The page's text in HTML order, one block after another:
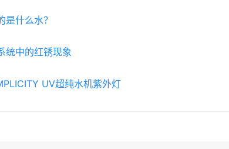
是什么水？
统中的红锈现象
UV超纯水机紫外灯